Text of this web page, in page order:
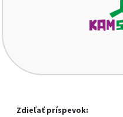
Zdieľať príspevok: